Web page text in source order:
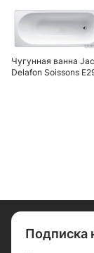
Чугунная ванна
Delafon Soissons
Подписка